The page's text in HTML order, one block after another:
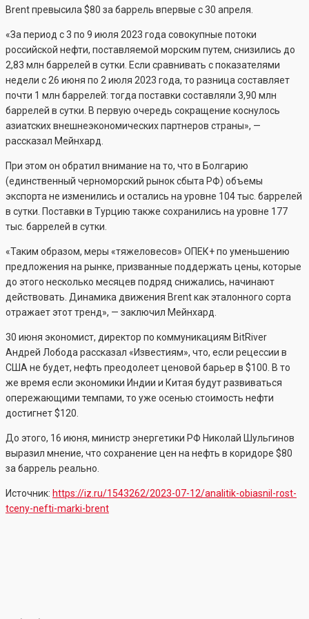
Brent превысила $80 за баррель впервые с 30 апреля.
«За период с 3 по 9 июля 2023 года совокупные потоки
российской нефти, поставляемой морским путем, снизились до
2,83 млн баррелей в сутки. Если сравнивать с показателями
недели с 26 июня по 2 июля 2023 года, то разница составляет
почти 1 млн баррелей: тогда поставки составляли 3,90 млн
баррелей в сутки. В первую очередь сокращение коснулось
азиатских внешнеэкономических партнеров страны», —
рассказал Мейнхард.
При этом он обратил внимание на то, что в Болгарию
(единственный черноморский рынок сбыта РФ) объемы
экспорта не изменились и остались на уровне 104 тыс. баррелей
в сутки. Поставки в Турцию также сохранились на уровне 177
тыс. баррелей в сутки.
«Таким образом, меры «тяжеловесов» ОПЕК+ по уменьшению
предложения на рынке, призванные поддержать цены, которые
до этого несколько месяцев подряд снижались, начинают
действовать. Динамика движения Brent как эталонного сорта
отражает этот тренд», — заключил Мейнхард.
30 июня экономист, директор по коммуникациям BitRiver
Андрей Лобода рассказал «Известиям», что, если рецессии в
США не будет, нефть преодолеет ценовой барьер в $100. В то
же время если экономики Индии и Китая будут развиваться
опережающими темпами, то уже осенью стоимость нефти
достигнет $120.
До этого, 16 июня, министр энергетики РФ Николай Шульгинов
выразил мнение, что сохранение цен на нефть в коридоре $80
за баррель реально.
Источник: https://iz.ru/1543262/2023-07-12/analitik-obiasnil-rost-
tceny-nefti-marki-brent